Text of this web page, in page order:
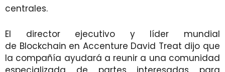
centrales.
El director ejecutivo y líder mundial
de Blockchain en Accenture David Treat dijo que
la compañía ayudará a reunir a una comunidad